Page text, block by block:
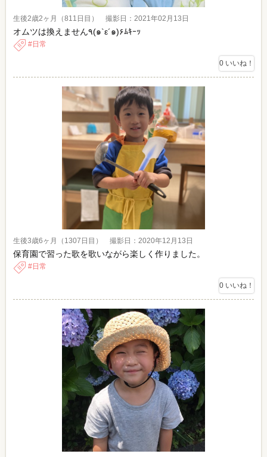
生後2歳2ヶ月（811日目） 撮影日：2021年02月13日
オムツは換えません٩(๑`ε´๑)۶ﾑｷｰｯ
日常
0 いいね！
生後3歳6ヶ月（1307日目） 撮影日：2020年12月13日
保育園で習った歌を歌いながら楽しく作りました。
日常
0 いいね！